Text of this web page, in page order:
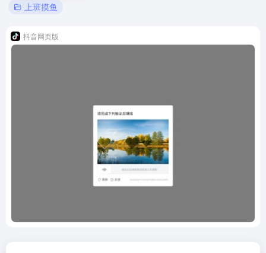
上班摸鱼
抖音网页版